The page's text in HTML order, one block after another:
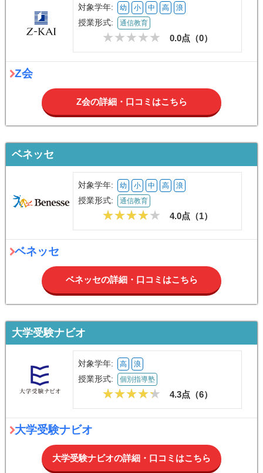
対象学年: 幼 小 中 高 浪
授業形式: 通信教育
0.0点（0）
Z会
Z会の詳細・口コミはこちら
ベネッセ
対象学年: 幼 小 中 高 浪
授業形式: 通信教育
4.0点（1）
ベネッセ
ベネッセの詳細・口コミはこちら
大学受験ナビオ
対象学年: 高 浪
授業形式: 個別指導塾
4.3点（6）
大学受験ナビオ
大学受験ナビオの詳細・口コミはこちら